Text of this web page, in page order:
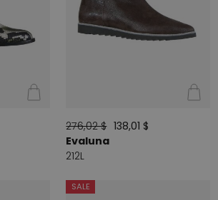
276,02 $ 138,01 $
Evaluna
212L
SALE